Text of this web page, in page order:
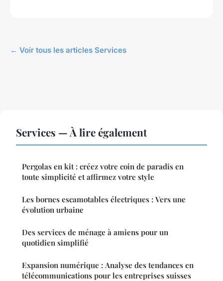
← Voir tous les articles Services
Services — À lire également
Pergolas en kit : créez votre coin de paradis en
toute simplicité et affirmez votre style
Les bornes escamotables électriques : Vers une
évolution urbaine
Des services de ménage à amiens pour un
quotidien simplifié
Expansion numérique : Analyse des tendances en
télécommunications pour les entreprises suisses